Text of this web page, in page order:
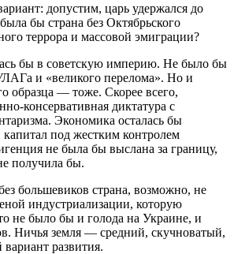
допустим, царь удержался до
бы страна без Октябрьского
террора и массовой эмиграции?
бы в советскую империю. Не было бы
и «великого перелома». Но и
образца — тоже. Скорее всего,
консервативная диктатура с
Экономика осталась бы
под жестким контролем
не была бы выслана за границу,
получила бы.
большевиков страна, возможно, не
индустриализации, которую
не было бы и голода на Украине, и
Ничья земля — средний, скучноватый,
развития.